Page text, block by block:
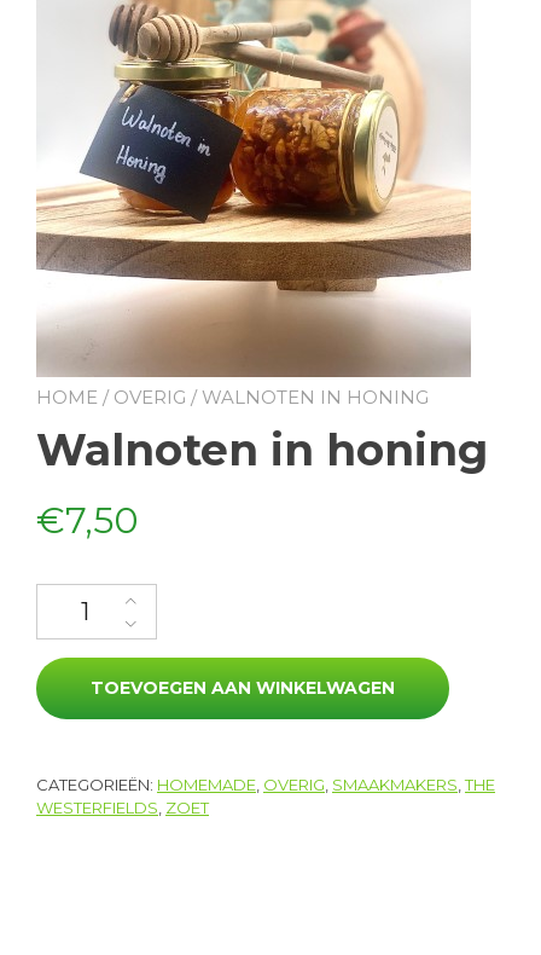
HOME / OVERIG / WALNOTEN IN HONING
Walnoten in honing
€7,50
Walnoten in honing aantal
TOEVOEGEN AAN WINKELWAGEN
CATEGORIEËN: HOMEMADE OVERIG SMAAKMAKERS ,THE
WESTERFIELDS ZOET